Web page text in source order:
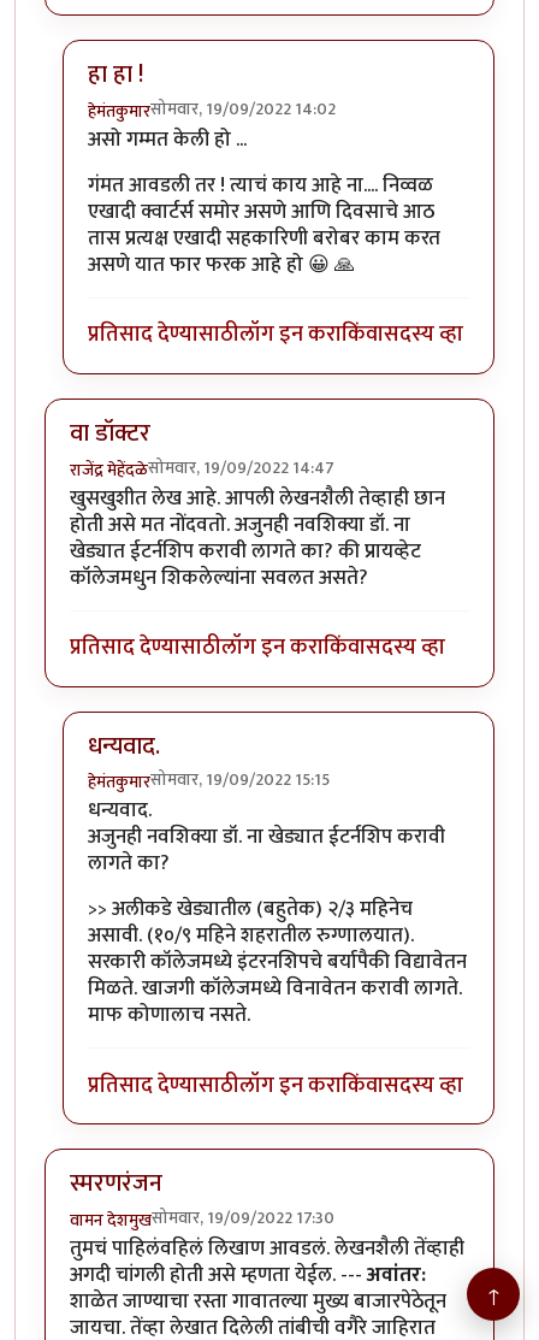
हा हा !
हेमंतकुमारसोमवार, 19/09/2022 14:02
In reply toआणि मुख्य म्हणजे हे ठिकाण
असो गम्मत केली हो ...
गंमत आवडली तर ! त्याचं काय आहे ना.... निव्वळ
एखादी क्वार्टर्स समोर असणे आणि दिवसाचे आठ
तास प्रत्यक्ष एखादी सहकारिणी बरोबर काम करत
असणे यात फार फरक आहे हो 😀 🙏
प्रतिसाद देण्यासाठीलॉग इन कराकिंवासदस्य व्हा
वा डॉक्टर
राजेंद्र मेहेंदळेसोमवार, 19/09/2022 14:47
खुसखुशीत लेख आहे. आपली लेखनशैली तेव्हाही छान
होती असे मत नोंदवतो. अजुनही नवशिक्या डॉ. ना
खेड्यात ईटर्नशिप करावी लागते का? की प्रायव्हेट
कॉलेजमधुन शिकलेल्यांना सवलत असते?
प्रतिसाद देण्यासाठीलॉग इन कराकिंवासदस्य व्हा
धन्यवाद.
हेमंतकुमारसोमवार, 19/09/2022 15:15
In reply to
धन्यवाद.
अजुनही नवशिक्या डॉ. ना खेड्यात ईटर्नशिप करावी
लागते का?
>> अलीकडे खेड्यातील (बहुतेक) २/३ महिनेच
असावी. (१०/९ महिने शहरातील रुग्णालयात).
सरकारी कॉलेजमध्ये इंटरनशिपचे बर्यापैकी विद्यावेतन
मिळते. खाजगी कॉलेजमध्ये विनावेतन करावी लागते.
माफ कोणालाच नसते.
प्रतिसाद देण्यासाठीलॉग इन कराकिंवासदस्य व्हा
स्मरणरंजन
वामन देशमुखसोमवार, 19/09/2022 17:30
तुमचं पाहिलंवहिलं लिखाण आवडलं. लेखनशैली तेंव्हाही
अगदी चांगली होती असे म्हणता येईल. ---अवांतर:
शाळेत जाण्याचा रस्ता गावातल्या मुख्य बाजारपेठेतून
जायचा. तेंव्हा लेखात दिलेली तांबीची वगैरे जाहिरात
↑